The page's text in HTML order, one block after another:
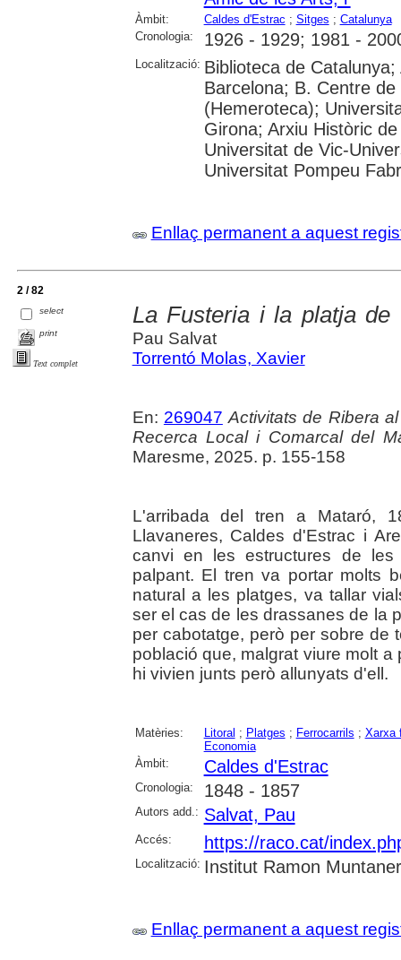
Àmbit: Caldes d'Estrac ; Sitges ; Catalunya
Cronologia:
1926 - 1929; 1981 -
Localització: Biblioteca de
Barcelona; B. Centre
(Hemeroteca);
Girona; Arxiu Històric
Universitat de Vic-
Universitat Pompeu
Enllaç permanent a aquest
2 / 82
select
print
Text complet
La Fusteria i la platja de
Pau Salvat
Torrentó Molas, Xavier
En: 269047 Activitats de Ribera
Recerca Local i Comarcal del
Maresme, 2025. p. 155-158
L'arribada del tren a Mataró,
Llavaneres, Caldes d'Estrac i
canvi en les estructures de
palpant. El tren va portar molts
natural a les platges, va tallar
ser el cas de les drassanes de la
per cabotatge, però per sobre de
població que, malgrat viure molt
hi vivien junts però allunyats d'ell.
Matèries: Litoral ; Platges ; Ferrocarrils ; Xarxa
Economia
Àmbit:
Caldes d'Estrac
Cronologia: 1848 - 1857
Autors add.: Salvat, Pau
Accés: https://raco.cat/
Localització: Institut Ramon Muntaner
Enllaç permanent a aquest